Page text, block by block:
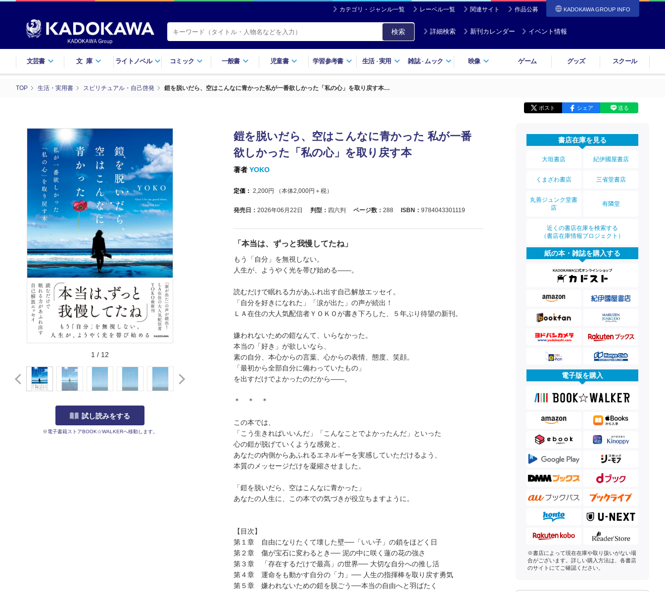
カテゴリ・ジャンル一覧 レーベル一覧 関連サイト 作品公募 KADOKAWA GROUP INFO
検索 詳細検索 新刊カレンダー イベント情報
文芸書 文庫 ライトノベル コミック 一般書 児童書 学習参考書 生活・実用 雑誌・ ムック 映像 ゲーム グッズ スクール
TOP 生活・実用書 スピリチュアル・自己啓発 鎧を脱いだら、空はこんなに青かった私が一番欲しかった「私の心」を取り戻す本…
ポスト シェア 送る
1 / 12
試し読みをする
※電子書籍ストアBOOK☆WALKERへ移動します。
鎧を脱いだら、空はこんなに青かった 私が一番
欲しかった「私の心」を取り戻す本
著者 YOKO
定価： 2,200円 （本体2,000円＋税）
発売日： 2026年06月22日 判型： 四六判 ページ数： 288 ISBN： 9784043301119
「本当は、ずっと我慢してたね」
もう「自分」を無視しない。
人生が、ようやく光を帯び始める――。
読むだけで眠れる力があふれ出す自己解放エッセイ。
「自分を好きになれた」「涙が出た」の声が続出！
ＬＡ在住の大人気配信者ＹＯＫＯが書き下ろした、５年ぶり待望の新刊。
嫌われないための鎧なんて、いらなかった。
本当の「好き」が欲しいなら、
素の自分、本心からの言葉、心からの表情、態度、笑顔。
「最初から全部自分に備わっていたもの」
を出すだけでよかったのだから――。
＊ ＊ ＊
この本では、
「こう生きればいいんだ」「こんなことでよかったんだ」といった
心の鎧が脱げていくような感覚と、
あなたの内側からあふれるエネルギーを実感していただけるよう、
本質のメッセージだけを凝縮させました。
「鎧を脱いだら、空はこんなに青かった」
あなたの人生に、この本での気づきが役立ちますように。
【目次】
第１章 自由になりたくて壊した壁──「いい子」の鎖をほどく日
第２章 傷が宝石に変わるとき── 泥の中に咲く蓮の花の強さ
第３章 「存在するだけで最高」の世界── 大切な自分への推し活
第４章 運命をも動かす自分の「力」── 人生の指揮棒を取り戻す勇気
第５章 嫌われないための鎧を脱ごう──本当の自由へと羽ばたく
書店在庫を見る
大垣書店 紀伊國屋書店
くまざわ書店 三省堂書店
丸善ジュンク堂書
店
有隣堂
近くの書店在庫を検索する
（書店在庫情報プロジェクト）
紙の本・雑誌を購入する
電子版を購入
※書店によって現在在庫や取り扱いがない場
合がございます。詳しい購入方法は、各書店
のサイトにてご確認ください。